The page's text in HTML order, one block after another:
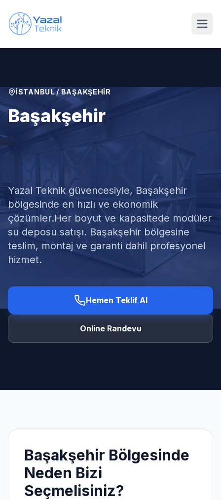
Ücretsiz Keşif Al
İSTANBUL/ BAŞAKŞEHIR
Başakşehir
Modüler Su Deposu
Satışı
Yazal Teknik güvencesiyle, Başakşehir
bölgesinde en hızlı ve ekonomik
çözümler.Her boyut ve kapasitede modüler
su deposu satışı. Başakşehir bölgesine
teslim, montaj ve garanti dahil profesyonel
hizmet.
Hemen Teklif Al
Online Randevu
Başakşehir Bölgesinde
Neden Bizi
Seçmelisiniz?